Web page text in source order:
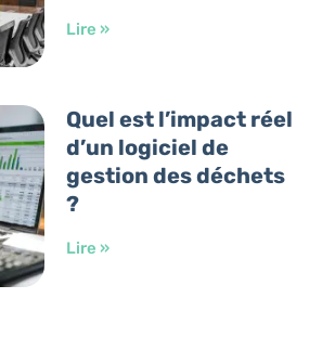
Lire »
Quel est l’impact réel
d’un logiciel de
gestion des déchets
?
Lire »